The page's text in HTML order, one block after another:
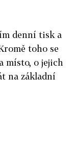
denní tisk a
toho se
místo, o jejich
na základní